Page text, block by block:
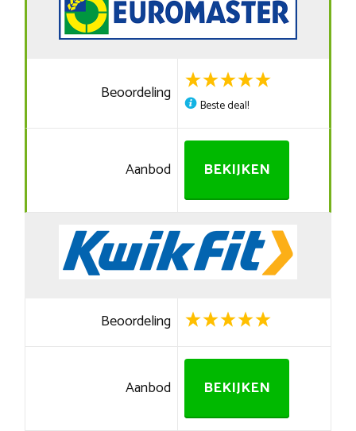
Beoordeling
Beste deal!
Aanbod BEKIJKEN
Beoordeling
Aanbod BEKIJKEN